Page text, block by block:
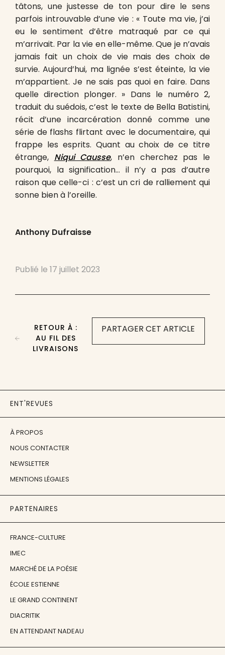
tâtons, une justesse de ton pour dire le sens
parfois introuvable d’une vie : « Toute ma vie, j’ai
eu le sentiment d’être matraqué par ce qui
m’arrivait. Par la vie en elle-même. Que je n’avais
jamais fait un choix de vie mais des choix de
survie. Aujourd’hui, ma lignée s’est éteinte, la vie
m’appartient. Je ne sais pas quoi en faire. Dans
quelle direction plonger. » Dans le numéro 2,
traduit du suédois, c’est le texte de Bella Batistini,
récit d’une incarcération donné comme une
série de flashs flirtant avec le documentaire, qui
frappe les esprits. Quant au choix de ce titre
étrange, Niqui Causse, n’en cherchez pas le
pourquoi, la signification… il n’y a pas d’autre
raison que celle-ci : c’est un cri de ralliement qui
sonne bien à l’oreille.
Anthony Dufraisse
Publié le 17 juillet 2023
PARTAGER CET ARTICLE
RETOUR À :
AU FIL DES
LIVRAISONS
ENT'REVUES
À PROPOS
NOUS CONTACTER
NEWSLETTER
MENTIONS LÉGALES
PARTENAIRES
FRANCE-CULTURE
IMEC
MARCHÉ DE LA POÉSIE
ÉCOLE ESTIENNE
LE GRAND CONTINENT
DIACRITIK
EN ATTENDANT NADEAU